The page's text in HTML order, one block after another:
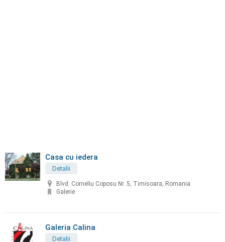
Casa cu iedera
Detalii
Blvd. Corneliu Coposu Nr. 5, Timisoara, Romania
Galerie
Galeria Calina
Detalii